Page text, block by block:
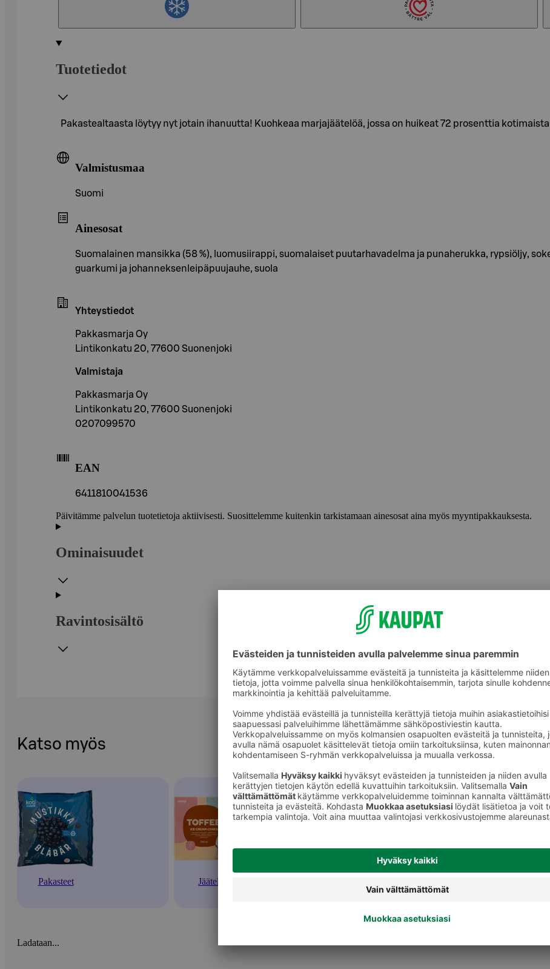
Tuotetiedot
Pakastealtaasta löytyy nyt jotain ihanuutta! Kuohkeaa marjajäätelöä, jossa on huikeat 72 prosenttia
Valmistusmaa
Suomi
Ainesosat
Suomalainen mansikka (58 %), luomusiirappi, suomalaiset puutarhavadelma ja punaherukka, rypsiöljy,
guarkumi ja johanneksenleipäpuujauhe, suola
Yhteystiedot
Pakkasmarja Oy
Lintikonkatu 20, 77600 Suonenjoki
Valmistaja
Pakkasmarja Oy
Lintikonkatu 20, 77600 Suonenjoki
0207099570
EAN
6411810041536
Päivitämme palvelun tuotetietoja aktiivisesti. Suosittelemme kuitenkin tarkistamaan ainesosat aina myös myyntipakkauksesta.
Ominaisuudet
Ravintosisältö
Katso myös
Pakasteet Jäätelöt
Ladataan...